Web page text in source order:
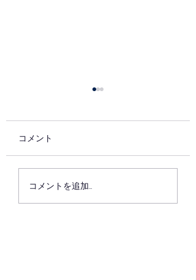
7月の稽古
コメント
コメントを追加…